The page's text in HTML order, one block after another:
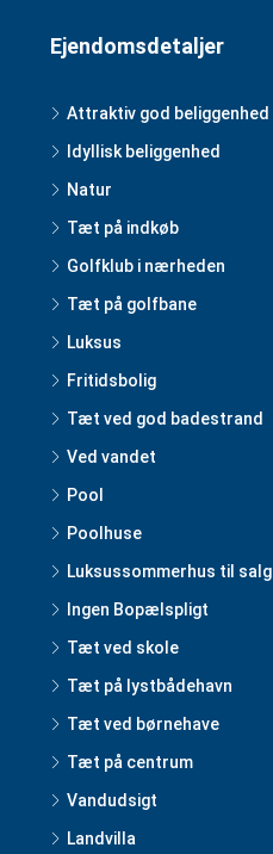
Ejendomsdetaljer
Attraktiv god beliggenhed
Idyllisk beliggenhed
Natur
Tæt på indkøb
Golfklub i nærheden
Tæt på golfbane
Luksus
Fritidsbolig
Tæt ved god badestrand
Ved vandet
Pool
Poolhuse
Luksussommerhus til salg
Ingen Bopælspligt
Tæt ved skole
Tæt på lystbådehavn
Tæt ved børnehave
Tæt på centrum
Vandudsigt
Landvilla